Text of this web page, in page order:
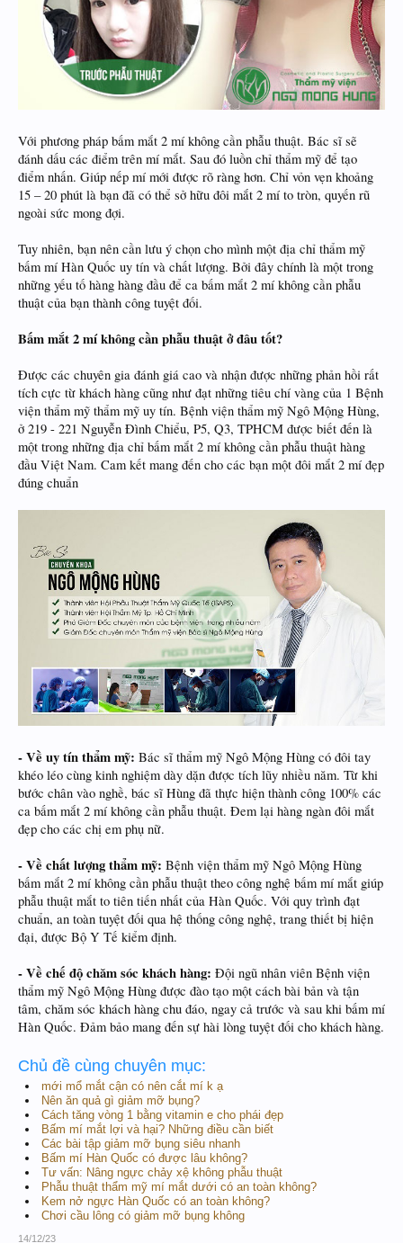
Với phương pháp bấm mắt 2 mí không cần phẫu thuật. Bác sĩ sẽ
đánh dấu các điểm trên mí mắt. Sau đó luồn chỉ thẩm mỹ để tạo
điểm nhấn. Giúp nếp mí mới được rõ ràng hơn. Chỉ vỏn vẹn khoảng
15 – 20 phút là bạn đã có thể sở hữu đôi mắt 2 mí to tròn, quyến rũ
ngoài sức mong đợi.
Tuy nhiên, bạn nên cần lưu ý chọn cho mình một địa chỉ thẩm mỹ
bấm mí Hàn Quốc uy tín và chất lượng. Bởi đây chính là một trong
những yếu tố hàng hàng đầu để ca bấm mắt 2 mí không cần phẫu
thuật của bạn thành công tuyệt đối.
Bấm mắt 2 mí không cần phẫu thuật ở đâu tốt?
Được các chuyên gia đánh giá cao và nhận được những phản hồi rất
tích cực từ khách hàng cũng như đạt những tiêu chí vàng của 1 Bệnh
viện thẩm mỹ thẩm mỹ uy tín. Bệnh viện thẩm mỹ Ngô Mộng Hùng,
ở 219 - 221 Nguyễn Đình Chiểu, P5, Q3, TPHCM được biết đến là
một trong những địa chỉ bấm mắt 2 mí không cần phẫu thuật hàng
đầu Việt Nam. Cam kết mang đến cho các bạn một đôi mắt 2 mí đẹp
đúng chuẩn
- Về uy tín thẩm mỹ: Bác sĩ thẩm mỹ Ngô Mộng Hùng có đôi tay
khéo léo cùng kinh nghiệm dày dặn được tích lũy nhiều năm. Từ khi
bước chân vào nghề, bác sĩ Hùng đã thực hiện thành công 100% các
ca bấm mắt 2 mí không cần phẫu thuật. Đem lại hàng ngàn đôi mắt
đẹp cho các chị em phụ nữ.
- Về chất lượng thẩm mỹ: Bệnh viện thẩm mỹ Ngô Mộng Hùng
bấm mắt 2 mí không cần phẫu thuật theo công nghệ bấm mí mắt giúp
phẫu thuật mắt to tiên tiến nhất của Hàn Quốc. Với quy trình đạt
chuẩn, an toàn tuyệt đối qua hệ thống công nghệ, trang thiết bị hiện
đại, được Bộ Y Tế kiểm định.
- Về chế độ chăm sóc khách hàng: Đội ngũ nhân viên Bệnh viện
thẩm mỹ Ngô Mộng Hùng được đào tạo một cách bài bản và tận
tâm, chăm sóc khách hàng chu đáo, ngay cả trước và sau khi bấm mí
Hàn Quốc. Đảm bảo mang đến sự hài lòng tuyệt đối cho khách hàng.
Chủ đề cùng chuyên mục:
mới mổ mắt cận có nên cắt mí k ạ
Nên ăn quả gì giảm mỡ bụng?
Cách tăng vòng 1 bằng vitamin e cho phái đẹp
Bấm mí mắt lợi và hại? Những điều cần biết
Các bài tập giảm mỡ bụng siêu nhanh
Bấm mí Hàn Quốc có được lâu không?
Tư vấn: Nâng ngực chảy xệ không phẫu thuật
Phẫu thuật thẩm mỹ mí mắt dưới có an toàn không?
Kem nở ngực Hàn Quốc có an toàn không?
Chơi cầu lông có giảm mỡ bụng không
14/12/23